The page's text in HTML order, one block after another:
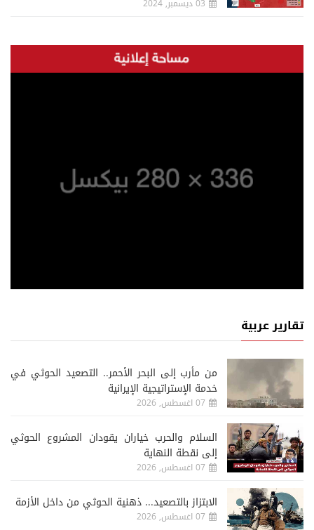
03 ديسمبر, 2024
تقارير عربية
من مأرب إلى البحر الأحمر.. التصعيد الحوثي في
خدمة الإستراتيجية الإيرانية
07 اغسطس, 2026
السلام والحرب خياران يقودان المشروع الحوثي
إلى نقطة النهاية
07 اغسطس, 2026
الابتزاز بالتصعيد... ذهنية الحوثي من داخل الأزمة
07 اغسطس, 2026